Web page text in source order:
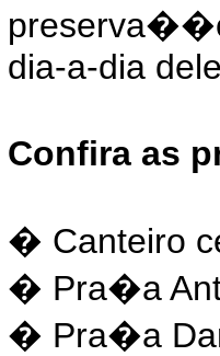
dia-a-dia
Confira as
� Canteiro
� Pra�a
� Pra�a